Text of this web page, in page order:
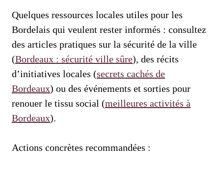
Quelques ressources locales utiles pour les
Bordelais qui veulent rester informés : consultez
des articles pratiques sur la sécurité de la ville
(Bordeaux : sécurité ville sûre), des récits
d’initiatives locales (secrets cachés de
Bordeaux) ou des événements et sorties pour
renouer le tissu social (meilleures activités à
Bordeaux).
Actions concrètes recommandées :